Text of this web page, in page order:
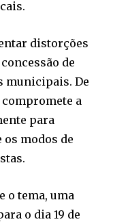
distorções
de
municipais. De
a
para
modos de
o tema, uma
o dia 19 de